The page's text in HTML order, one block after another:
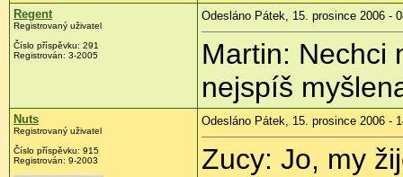
Regent
Registrovaný uživatel
Číslo příspěvku: 291
Registrován: 3-2005
Odesláno Pátek, 15. prosince 2006 -
Martin: Nechci
nejspíš
Nuts
Registrovaný uživatel
Číslo příspěvku: 915
Registrován: 9-2003
Odesláno Pátek, 15. prosince 2006 -
Zucy: Jo, my